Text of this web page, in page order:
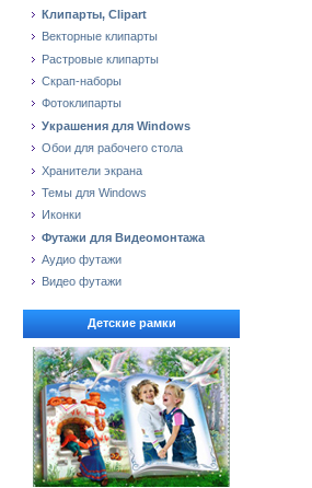
Клипарты, Clipart
Векторные клипарты
Растровые клипарты
Скрап-наборы
Фотоклипарты
Украшения для Windows
Обои для рабочего стола
Хранители экрана
Темы для Windows
Иконки
Футажи для Видеомонтажа
Аудио футажи
Видео футажи
Детские рамки